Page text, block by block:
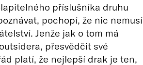
příslušníka druhu
pochopí, že nic nemusí
Jenže jak o tom má
přesvědčit své
platí, že nejlepší drak je ten,